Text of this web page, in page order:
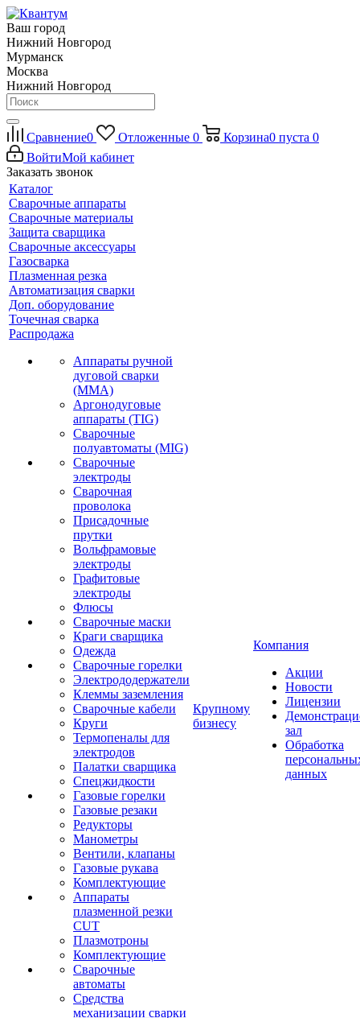
Ваш город
Нижний Новгород
Мурманск
Москва
Нижний Новгород
Сравнение0 Отложенные 0 Корзина0 пуста 0
ВойтиМой кабинет
Заказать звонок
Каталог
Сварочные аппараты
Сварочные материалы
Защита сварщика
Сварочные аксессуары
Газосварка
Плазменная резка
Автоматизация сварки
Доп. оборудование
Точечная сварка
Распродажа
Аппараты ручной
дуговой сварки
(MMA)
Аргонодуговые
аппараты (TIG)
Сварочные
полуавтоматы (MIG)
Сварочные
электроды
Сварочная
проволока
Присадочные
прутки
Вольфрамовые
электроды
Графитовые
электроды
Флюсы
Сварочные маски
Краги сварщика
Одежда
Сварочные горелки
Электрододержатели
Клеммы заземления
Сварочные кабели
Круги
Термопеналы для
электродов
Палатки сварщика
Спецжидкости
Газовые горелки
Газовые резаки
Редукторы
Манометры
Вентили, клапаны
Газовые рукава
Комплектующие
Аппараты
плазменной резки
CUT
Плазмотроны
Комплектующие
Сварочные
автоматы
Средства
механизации сварки
Крупному
бизнесу
Компания
Акции
Новости
Лицензии
зал
Обработка
данных